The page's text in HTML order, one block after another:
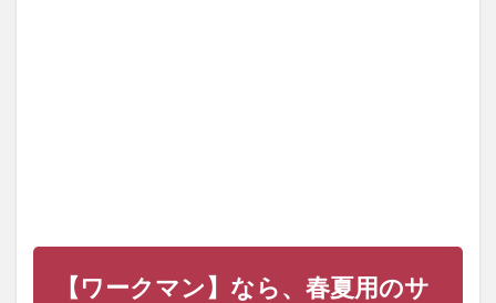
揃う
1.1
【ワークマン】なら、春夏用のサ